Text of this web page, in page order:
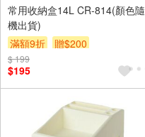
常用收納盒14L CR-814(顏色隨
機出貨)
滿額9折
贈$200
$ 199
$195